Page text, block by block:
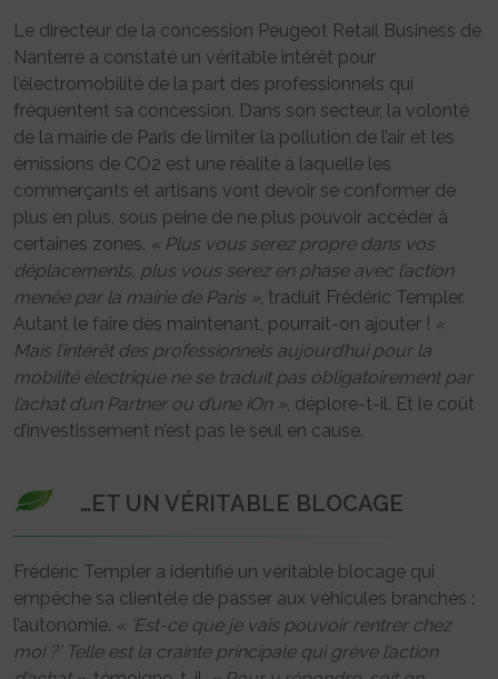
Le directeur de la concession Peugeot Retail Business de
Nanterre a constaté un véritable intérêt pour
l’électromobilité de la part des professionnels qui
fréquentent sa concession. Dans son secteur, la volonté
de la mairie de Paris de limiter la pollution de l’air et les
émissions de CO2 est une réalité à laquelle les
commerçants et artisans vont devoir se conformer de
plus en plus, sous peine de ne plus pouvoir accéder à
certaines zones. « Plus vous serez propre dans vos
déplacements, plus vous serez en phase avec l’action
menée par la mairie de Paris », traduit Frédéric Templer.
Autant le faire dès maintenant, pourrait-on ajouter ! «
Mais l’intérêt des professionnels aujourd’hui pour la
mobilité électrique ne se traduit pas obligatoirement par
l’achat d’un Partner ou d’une iOn », déplore-t-il. Et le coût
d’investissement n’est pas le seul en cause.
…ET UN VÉRITABLE BLOCAGE
Frédéric Templer a identifié un véritable blocage qui
empêche sa clientèle de passer aux véhicules branchés :
l’autonomie. « ‘Est-ce que je vais pouvoir rentrer chez
moi ?’ Telle est la crainte principale qui grève l’action